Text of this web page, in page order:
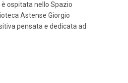
ospitata nello Spazio
Astense Giorgio
pensata e dedicata ad